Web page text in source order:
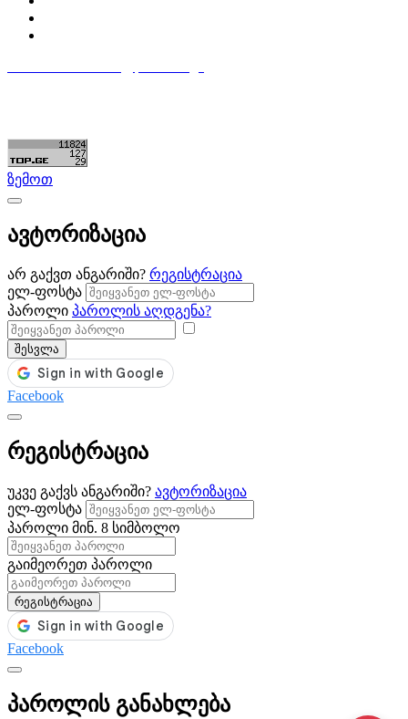
ზემოთ
ავტორიზაცია
არ გაქვთ ანგარიში? რეგისტრაცია
ელ-ფოსტა
პაროლი პაროლის აღდგენა?
შესვლა
Facebook
რეგისტრაცია
უკვე გაქვს ანგარიში? ავტორიზაცია
ელ-ფოსტა
პაროლი მინ. 8 სიმბოლო
გაიმეორეთ პაროლი
რეგისტრაცია
Facebook
პაროლის განახლება